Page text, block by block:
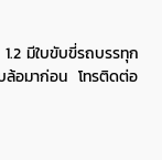
มีใบขับขี่รถบรรทุก
ล้อมาก่อน โทรติดต่อ